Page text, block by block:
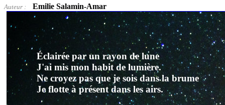
Auteur :
Emilie Salamin-Amar
Éclairée par un rayon de lune
J'ai mis mon habit de lumière.
Ne croyez pas que je sois dans la brume
Je flotte à présent dans les airs.